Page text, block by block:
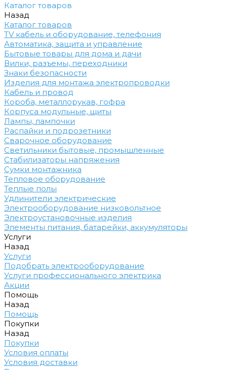
Каталог товаров
Назад
Каталог товаров
TV кабель и оборудование, телефония
Автоматика, защита и управление
Бытовые товары для дома и дачи
Вилки, разъемы, переходники
Знаки безопасности
Изделия для монтажа электропроводки
Кабель и провод
Короба, металлорукав, гофра
Корпуса модульные, щиты
Лампы, лампочки
Распайки и подрозетники
Сварочное оборудование
Светильники бытовые, промышленные
Стабилизаторы напряжения
Сумки монтажника
Тепловое оборудование
Теплые полы
Удлинители электрические
Электрооборудование низковольтное
Электроустановочные изделия
Элементы питания, батарейки, аккумуляторы
Услуги
Назад
Услуги
Подобрать электрооборудование
Услуги профессионального электрика
Акции
Помощь
Назад
Помощь
Покупки
Назад
Покупки
Условия оплаты
Условия доставки